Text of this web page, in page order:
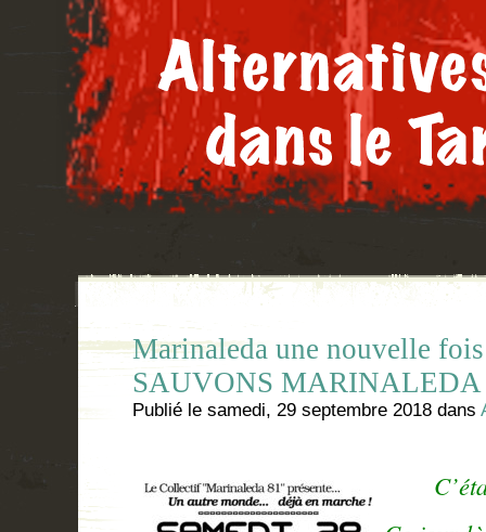
Marinaleda une nouvelle
SAUVONS
Publié le samedi, 29 septembre 2018 dans